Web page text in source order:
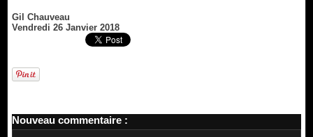
Gil Chauveau
Vendredi 26 Janvier 2018
Nouveau commentaire :